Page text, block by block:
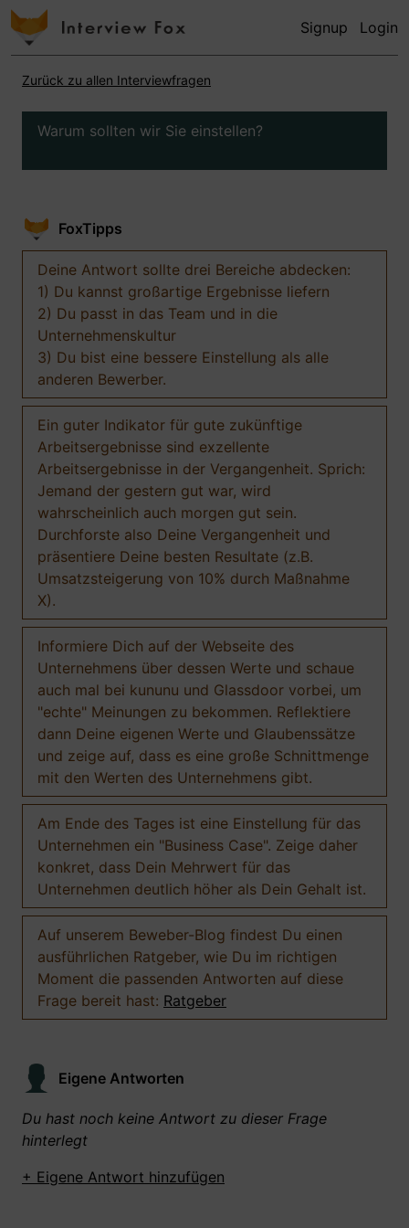
Signup Login
Zurück zu allen Interviewfragen
Warum sollten wir Sie einstellen?
FoxTipps
Deine Antwort sollte drei Bereiche abdecken:
1) Du kannst großartige Ergebnisse liefern
2) Du passt in das Team und in die
Unternehmenskultur
3) Du bist eine bessere Einstellung als alle
anderen Bewerber.
Ein guter Indikator für gute zukünftige
Arbeitsergebnisse sind exzellente
Arbeitsergebnisse in der Vergangenheit. Sprich:
Jemand der gestern gut war, wird
wahrscheinlich auch morgen gut sein.
Durchforste also Deine Vergangenheit und
präsentiere Deine besten Resultate (z.B.
Umsatzsteigerung von 10% durch Maßnahme
X).
Informiere Dich auf der Webseite des
Unternehmens über dessen Werte und schaue
auch mal bei kununu und Glassdoor vorbei, um
"echte" Meinungen zu bekommen. Reflektiere
dann Deine eigenen Werte und Glaubenssätze
und zeige auf, dass es eine große Schnittmenge
mit den Werten des Unternehmens gibt.
Am Ende des Tages ist eine Einstellung für das
Unternehmen ein "Business Case". Zeige daher
konkret, dass Dein Mehrwert für das
Unternehmen deutlich höher als Dein Gehalt ist.
Auf unserem Beweber-Blog findest Du einen
ausführlichen Ratgeber, wie Du im richtigen
Moment die passenden Antworten auf diese
Frage bereit hast: Ratgeber
Eigene Antworten
Du hast noch keine Antwort zu dieser Frage
hinterlegt
+ Eigene Antwort hinzufügen